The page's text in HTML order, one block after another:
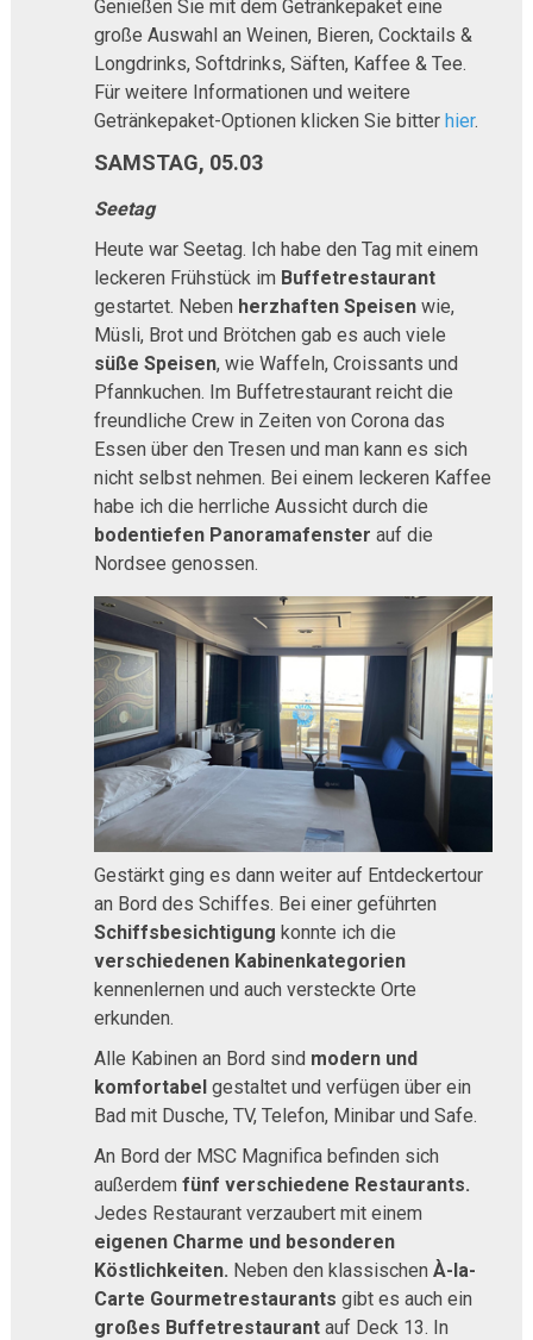
Genießen Sie mit dem Getränkepaket eine
große Auswahl an Weinen, Bieren, Cocktails &
Longdrinks, Softdrinks, Säften, Kaffee & Tee.
Für weitere Informationen und weitere
Getränkepaket-Optionen klicken Sie bitter hier.
SAMSTAG, 05.03
Seetag
Heute war Seetag. Ich habe den Tag mit einem
leckeren Frühstück im Buffetrestaurant
gestartet. Neben herzhaften Speisenwie,
Müsli, Brot und Brötchen gab es auch viele
süße Speisen, wie Waffeln, Croissants und
Pfannkuchen. Im Buffetrestaurant reicht die
freundliche Crew in Zeiten von Corona das
Essen über den Tresen und man kann es sich
nicht selbst nehmen. Bei einem leckeren Kaffee
habe ich die herrliche Aussicht durch die
bodentiefen Panoramafenster auf die
Nordsee genossen.
Gestärkt ging es dann weiter auf Entdeckertour
an Bord des Schiffes. Bei einer geführten
Schiffsbesichtigung konnte ich die
verschiedenen Kabinenkategorien
kennenlernen und auch versteckte Orte
erkunden.
Alle Kabinen an Bord sind modern und
komfortabelgestaltet und verfügen über ein
Bad mit Dusche, TV, Telefon, Minibar und Safe.
An Bord der MSC Magnifica befinden sich
außerdem fünf verschiedene Restaurants.
Jedes Restaurant verzaubert mit einem
eigenen Charme und besonderen
Köstlichkeiten. Neben den klassischen À-la-
Carte Gourmetrestaurants gibt es auch ein
großes Buffetrestaurantauf Deck 13. In